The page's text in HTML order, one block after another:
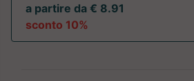
a partire da € 8.91
sconto 10%